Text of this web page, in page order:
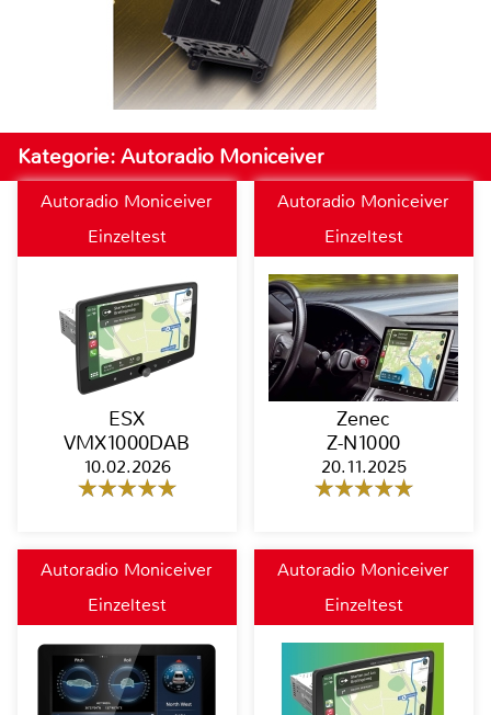
Kategorie: Autoradio Moniceiver
Autoradio Moniceiver
Einzeltest
ESX
VMX1000DAB
10.02.2026
Autoradio Moniceiver
Einzeltest
Zenec
Z-N1000
20.11.2025
Autoradio Moniceiver
Einzeltest
Autoradio Moniceiver
Einzeltest